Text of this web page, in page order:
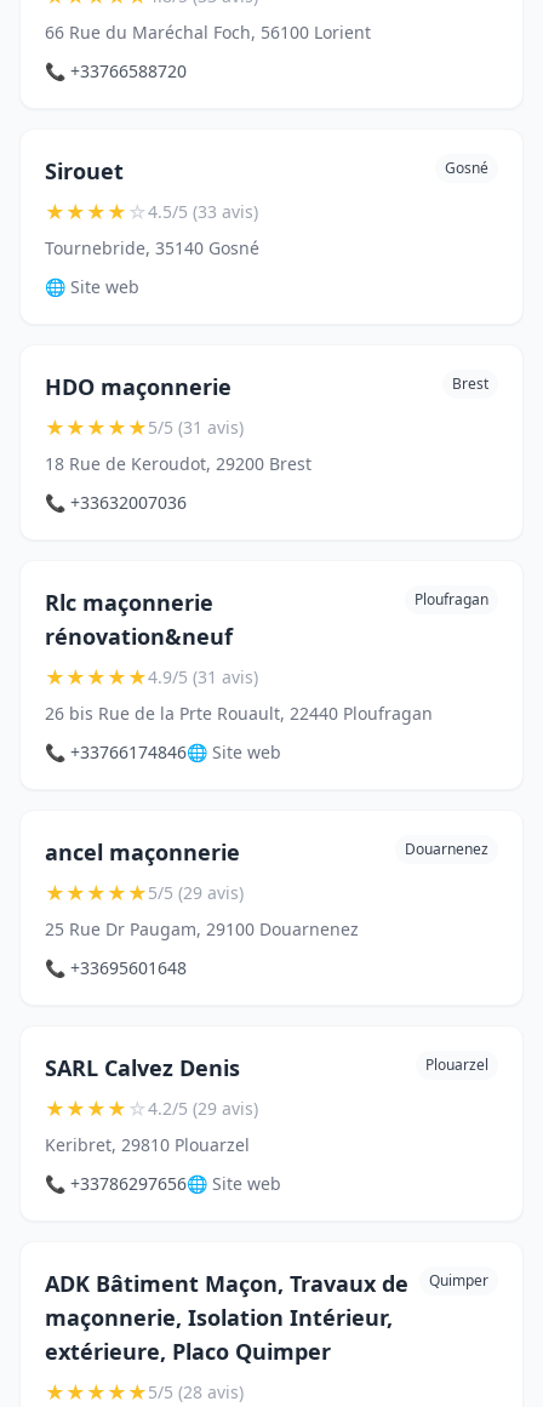
66 Rue du Maréchal Foch, 56100 Lorient
📞 +33766588720
Sirouet Gosné
★★★★☆4.5/5 (33 avis)
Tournebride, 35140 Gosné
🌐 Site web
HDO maçonnerie Brest
★★★★★5/5 (31 avis)
18 Rue de Keroudot, 29200 Brest
📞 +33632007036
Rlc maçonnerie
rénovation&neuf
Ploufragan
★★★★★4.9/5 (31 avis)
26 bis Rue de la Prte Rouault, 22440 Ploufragan
📞 +33766174846🌐 Site web
ancel maçonnerie Douarnenez
★★★★★5/5 (29 avis)
25 Rue Dr Paugam, 29100 Douarnenez
📞 +33695601648
SARL Calvez Denis Plouarzel
★★★★☆4.2/5 (29 avis)
Keribret, 29810 Plouarzel
📞 +33786297656🌐 Site web
ADK Bâtiment Maçon, Travaux de
maçonnerie, Isolation Intérieur,
extérieure, Placo Quimper
Quimper
★★★★★5/5 (28 avis)